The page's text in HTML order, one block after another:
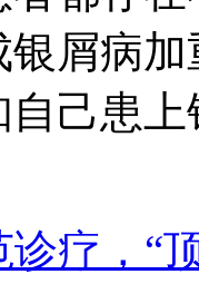
屑病
己患
诊疗，“